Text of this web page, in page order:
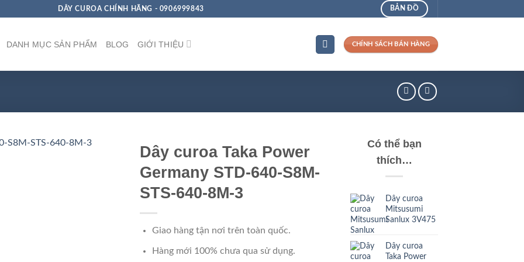
DÂY CUROA CHÍNH HÃNG - 0906999843 BẢN ĐỒ
DANH MỤC SẢN PHẨM BLOG GIỚI THIỆU CHÍNH SÁCH BÁN HÀNG
Dây curoa Taka Power
Germany STD-640-S8M-
STS-640-8M-3
Giao hàng tận nơi trên toàn quốc.
Hàng mới 100% chưa qua sử dụng.
Có thể bạn
thích…
Dây curoa
Mitsusumi
Sanlux 3V475
Dây curoa
Taka Power